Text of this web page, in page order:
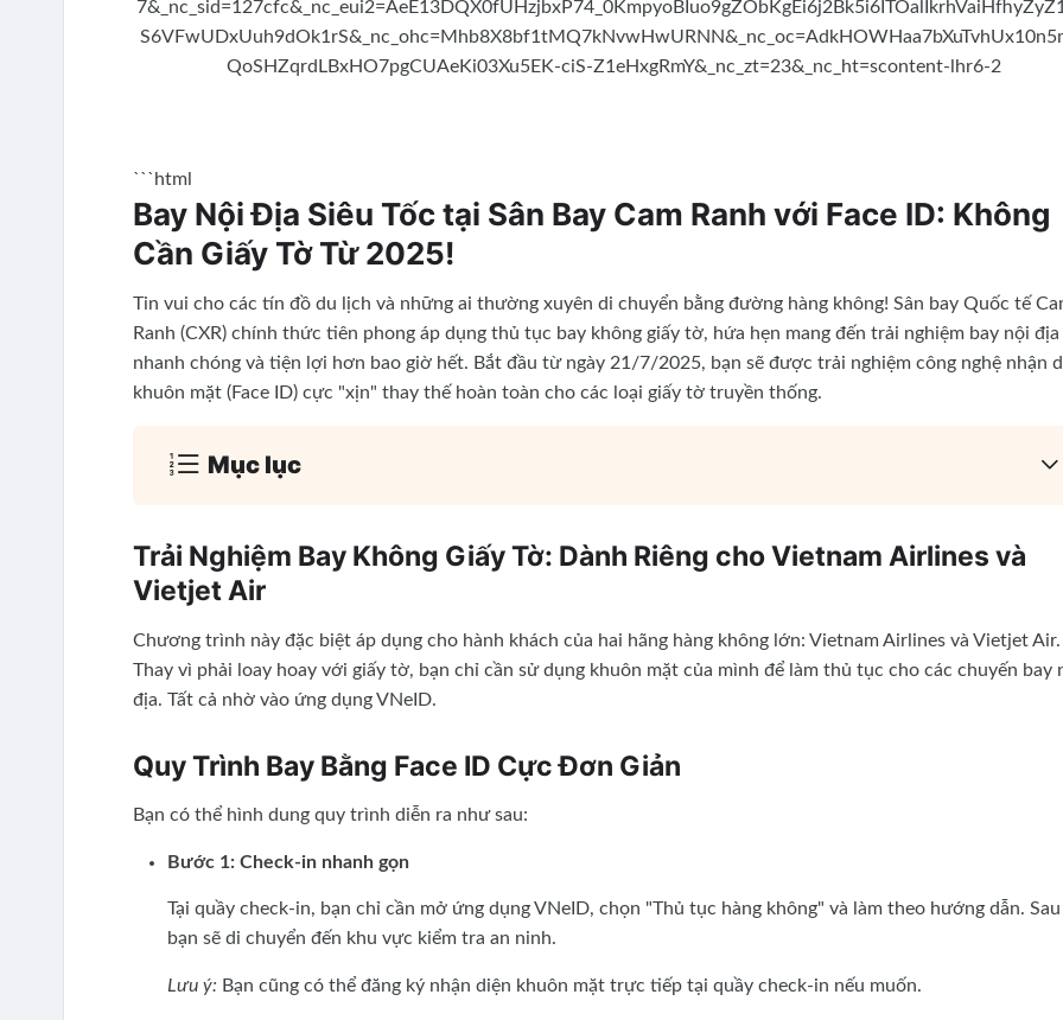
```html
Bay Nội Địa Siêu Tốc tại Sân Bay Cam Ranh với Face ID: Không
Cần Giấy Tờ Từ 2025!
Tin vui cho các tín đồ du lịch và những ai thường xuyên di chuyển bằng đường hàng không! Sân bay Quốc tế
Ranh (CXR) chính thức tiên phong áp dụng thủ tục bay không giấy tờ, hứa hẹn mang đến trải nghiệm bay nội địa
nhanh chóng và tiện lợi hơn bao giờ hết. Bắt đầu từ ngày 21/7/2025, bạn sẽ được trải nghiệm công nghệ nhận
khuôn mặt (Face ID) cực "xịn" thay thế hoàn toàn cho các loại giấy tờ truyền thống.
Mục lục
Trải Nghiệm Bay Không Giấy Tờ: Dành Riêng cho Vietnam Airlines và
Vietjet Air
Chương trình này đặc biệt áp dụng cho hành khách của hai hãng hàng không lớn: Vietnam Airlines và Vietjet Air.
Thay vì phải loay hoay với giấy tờ, bạn chỉ cần sử dụng khuôn mặt của mình để làm thủ tục cho các chuyến bay
địa. Tất cả nhờ vào ứng dụng VNeID.
Quy Trình Bay Bằng Face ID Cực Đơn Giản
Bạn có thể hình dung quy trình diễn ra như sau:
Bước 1: Check-in nhanh gọn
Tại quầy check-in, bạn chỉ cần mở ứng dụng VNeID, chọn "Thủ tục hàng không" và làm theo hướng dẫn. Sau
bạn sẽ di chuyển đến khu vực kiểm tra an ninh.
Lưu ý: Bạn cũng có thể đăng ký nhận diện khuôn mặt trực tiếp tại quầy check-in nếu muốn.